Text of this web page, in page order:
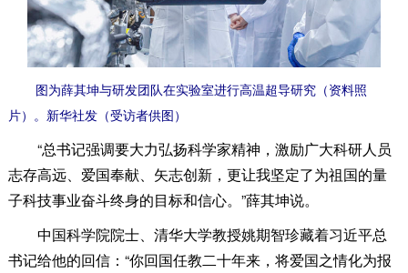
图为薛其坤与研发团队在实验室进行高温超导研究（资料照
片）。新华社发（受访者供图）
“总书记强调要大力弘扬科学家精神，激励广大科研人员
志存高远、爱国奉献、矢志创新，更让我坚定了为祖国的量
子科技事业奋斗终身的目标和信心。”薛其坤说。
中国科学院院士、清华大学教授姚期智珍藏着习近平总
书记给他的回信：“你回国任教二十年来，将爱国之情化为报